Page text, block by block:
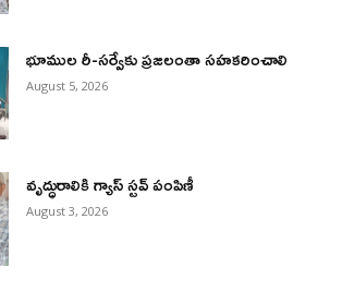
భూముల రీ-సర్వేకు ప్రజలంతా సహకరించాలి
August 5, 2026
వృద్ధురాలికి గ్యాస్ స్టవ్ పంపిణీ
August 3, 2026